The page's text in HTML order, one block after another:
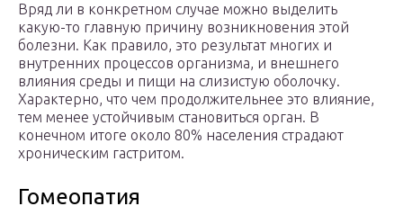
Вряд ли в конкретном случае можно выделить
какую-то главную причину возникновения этой
болезни. Как правило, это результат многих и
внутренних процессов организма, и внешнего
влияния среды и пищи на слизистую оболочку.
Характерно, что чем продолжительнее это влияние,
тем менее устойчивым становиться орган. В
конечном итоге около 80% населения страдают
хроническим гастритом.
Гомеопатия